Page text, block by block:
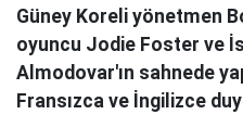
Güney Koreli yönetmen
oyuncu Jodie Foster ve
Almodovar'ın sahnede
Fransızca ve İngilizce